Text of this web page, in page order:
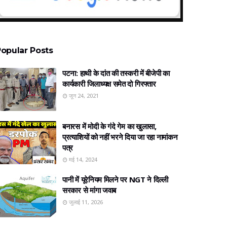
Posts
पटना: हाथी के दांत की तस्करी में बीजेपी का
कार्यकारी जिलाध्यक्ष समेत दो गिरफ्तार
जून 24, 2021
बनारस में मोदी के गंदे गेम का खुलासा,
प्रत्‍याशियों को नहीं भरने दिया जा रहा नामांकन
पत्र
मई 14, 2024
पानी में यूरेनियम मिलने पर NGT ने दिल्ली
सरकार से मांगा जवाब
जुलाई 11, 2026